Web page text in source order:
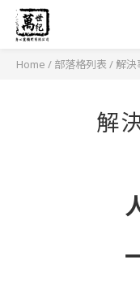
Home / 部落格列表 / 解決
解